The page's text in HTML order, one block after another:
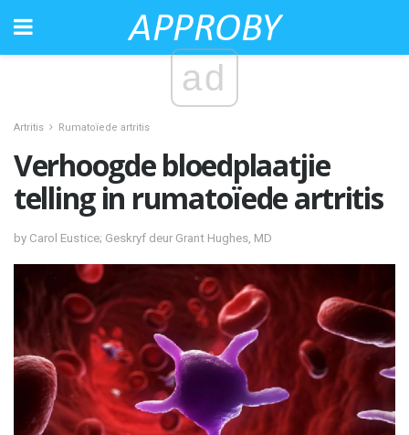
ad
Artritis Rumatoïede artritis
Verhoogde bloedplaatjie
telling in rumatoïede artritis
by Carol Eustice; Geskryf deur Grant Hughes, MD